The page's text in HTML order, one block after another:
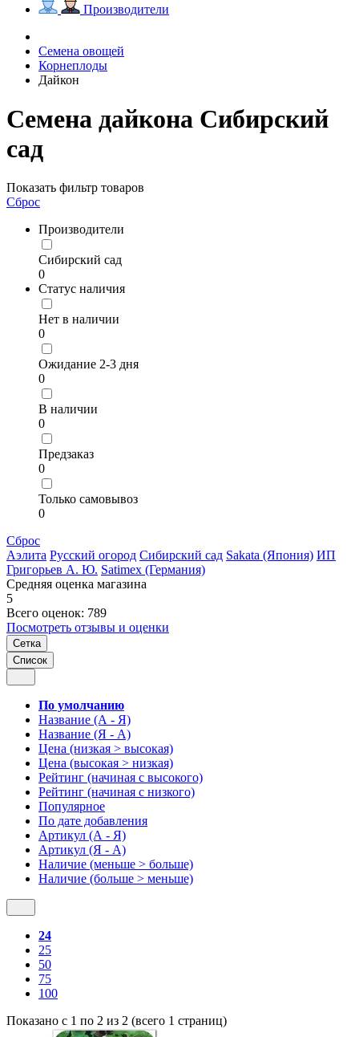
Производители
Семена овощей
Корнеплоды
Дайкон
Семена дайкона Сибирский
сад
Показать фильтр товаров
Сброс
Производители
Сибирский сад
0
Статус наличия
Нет в наличии
0
Ожидание 2-3 дня
0
В наличии
0
Предзаказ
0
Только самовывоз
0
Сброс
Аэлита Русский огород Сибирский сад Sakata (Япония) ИП
Григорьев А. Ю. Satimex (Германия)
Средняя оценка магазина
5
Всего оценок: 789
Посмотреть отзывы и оценки
Сетка
Список
По умолчанию
Название (А - Я)
Название (Я - А)
Цена (низкая > высокая)
Цена (высокая > низкая)
Рейтинг (начиная с высокого)
Рейтинг (начиная с низкого)
Популярное
По дате добавления
Артикул (А - Я)
Артикул (Я - А)
Наличие (меньше > больше)
Наличие (больше > меньше)
24
25
50
75
100
Показано с 1 по 2 из 2 (всего 1 страниц)